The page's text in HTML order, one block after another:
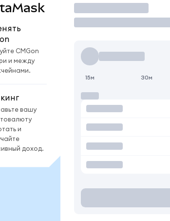
CMGon
и между
вашу
и
доход.
Торговать
15м 30м